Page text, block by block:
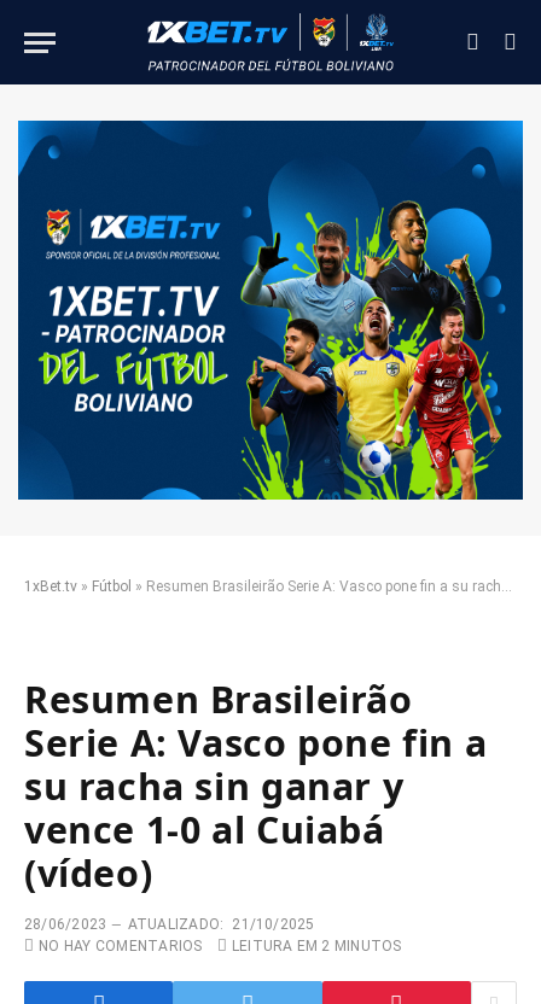
1xBet.tv » Fútbol » Resumen Brasileirão Serie A: Vasco pone fin a su racha sin ganar y vence 1-0 al Cuiabá (vídeo)
Resumen Brasileirão
Serie A: Vasco pone fin a
su racha sin ganar y
vence 1-0 al Cuiabá
(vídeo)
28/06/2023 ATUALIZADO:
21/10/2025
NO HAY COMENTARIOS
LEITURA EM 2 MINUTOS